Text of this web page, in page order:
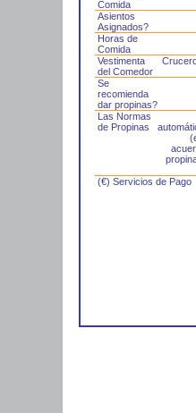
Comida
Asientos
Asignados?
Horas de
Comida
Vestimenta
del Comedor
Se
recomienda
dar propinas?
Las Normas
de Propinas
(€) Servicios de Pago